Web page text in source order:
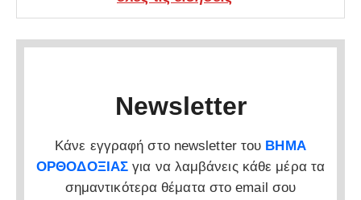
Newsletter
Κάνε εγγραφή στο newsletter του ΒΗΜΑ
ΟΡΘΟΔΟΞΙΑΣ για να λαμβάνεις κάθε μέρα τα
σημαντικότερα θέματα στο email σου